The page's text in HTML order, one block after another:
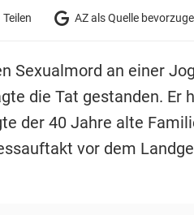
Teilen AZ als Quelle
Sexualmord an einer
die Tat gestanden. Er
der 40 Jahre alte
vor dem